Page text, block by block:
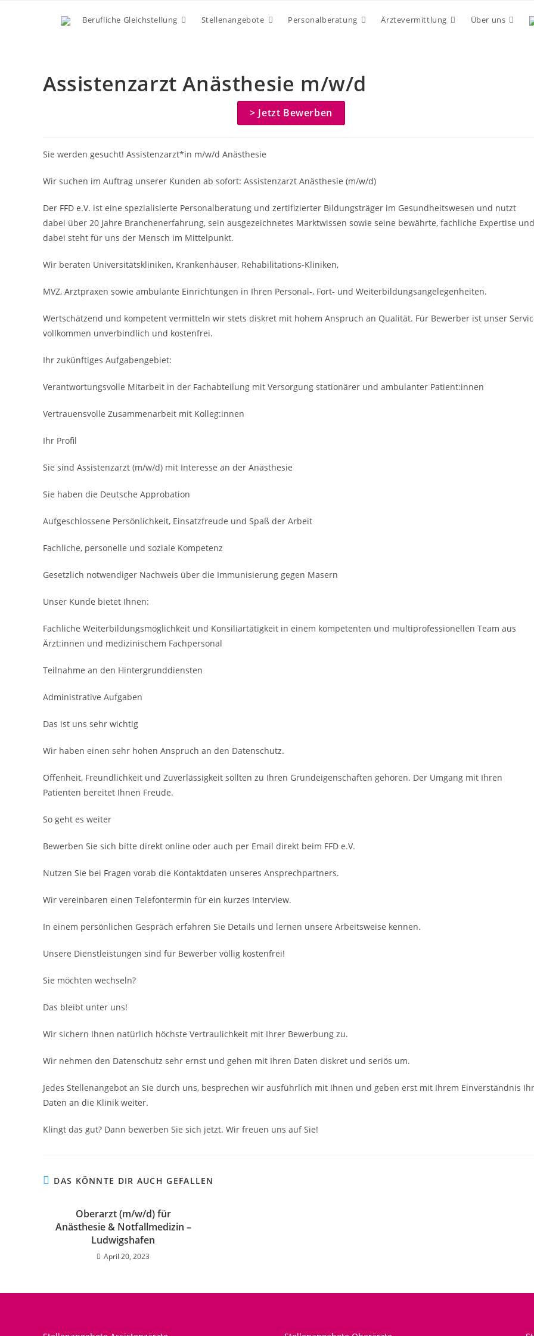
Berufliche Gleichstellung Stellenangebote Personalberatung Ärztevermittlung Über uns
Assistenzarzt Anästhesie m/w/d
> Jetzt Bewerben
Sie werden gesucht! Assistenzarzt*in m/w/d Anästhesie
Wir suchen im Auftrag unserer Kunden ab sofort: Assistenzarzt Anästhesie (m/w/d)
Der FFD e.V. ist eine spezialisierte Personalberatung und zertifizierter Bildungsträger im Gesundheitswesen und nutzt
dabei über 20 Jahre Branchenerfahrung, sein ausgezeichnetes Marktwissen sowie seine bewährte, fachliche Expertise und
dabei steht für uns der Mensch im Mittelpunkt.
Wir beraten Universitätskliniken, Krankenhäuser, Rehabilitations-Kliniken,
MVZ, Arztpraxen sowie ambulante Einrichtungen in Ihren Personal-, Fort- und Weiterbildungsangelegenheiten.
Wertschätzend und kompetent vermitteln wir stets diskret mit hohem Anspruch an Qualität. Für Bewerber ist unser
vollkommen unverbindlich und kostenfrei.
Ihr zukünftiges Aufgabengebiet:
Verantwortungsvolle Mitarbeit in der Fachabteilung mit Versorgung stationärer und ambulanter Patient:innen
Vertrauens­volle Zusammenarbeit mit Kolleg:innen
Ihr Profil
Sie sind Assistenzarzt (m/w/d) mit Interesse an der Anästhesie
Sie haben die Deutsche Approbation
Aufgeschlossene Persönlich­keit, Einsatzfreude und Spaß der Arbeit
Fachliche, personelle und soziale Kompetenz
Gesetzlich notwendiger Nachweis über die Immuni­sierung gegen Masern
Unser Kunde bietet Ihnen:
Fachliche Weiterbildungsmöglichkeit und Konsiliar­tätigkeit in einem kompe­tenten und multiprofessio­nellen Team aus
Ärzt:innen und medizinischem Fach­personal
Teilnahme an den Hinter­grund­diensten
Administrative Aufgaben
Das ist uns sehr wichtig
Wir haben einen sehr hohen Anspruch an den Datenschutz.
Offenheit, Freundlichkeit und Zuverlässigkeit sollten zu Ihren Grundeigenschaften gehören. Der Umgang mit Ihren
Patienten bereitet Ihnen Freude.
So geht es weiter
Bewerben Sie sich bitte direkt online oder auch per Email direkt beim FFD e.V.
Nutzen Sie bei Fragen vorab die Kontaktdaten unseres Ansprechpartners.
Wir vereinbaren einen Telefontermin für ein kurzes Interview.
In einem persönlichen Gespräch erfahren Sie Details und lernen unsere Arbeitsweise kennen.
Unsere Dienstleistungen sind für Bewerber völlig kostenfrei!
Sie möchten wechseln?
Das bleibt unter uns!
Wir sichern Ihnen natürlich höchste Vertraulichkeit mit Ihrer Bewerbung zu.
Wir nehmen den Datenschutz sehr ernst und gehen mit Ihren Daten diskret und seriös um.
Jedes Stellenangebot an Sie durch uns, besprechen wir ausführlich mit Ihnen und geben erst mit Ihrem Einverständnis
Daten an die Klinik weiter.
Klingt das gut? Dann bewerben Sie sich jetzt. Wir freuen uns auf Sie!
DAS KÖNNTE DIR AUCH GEFALLEN
Oberarzt (m/w/d) für
Anästhesie & Notfallmedizin –
Ludwigshafen
April 20, 2023